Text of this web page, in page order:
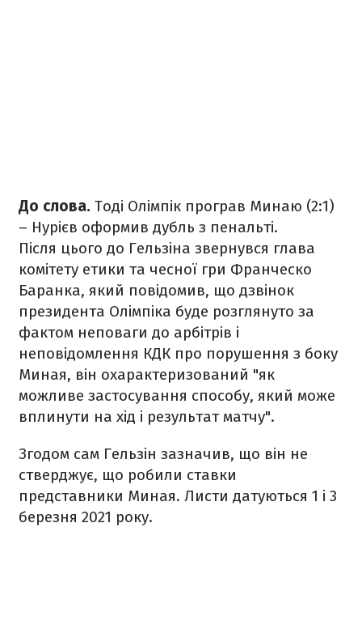
До слова. Тоді Олімпік програв Минаю (2:1)
– Нурієв оформив дубль з пенальті.
Після цього до Гельзіна звернувся глава
комітету етики та чесної гри Франческо
Баранка, який повідомив, що дзвінок
президента Олімпіка буде розглянуто за
фактом неповаги до арбітрів і
неповідомлення КДК про порушення з боку
Миная, він охарактеризований "як
можливе застосування способу, який може
вплинути на хід і результат матчу".
Згодом сам Гельзін зазначив, що він не
стверджує, що робили ставки
представники Миная. Листи датуються 1 і 3
березня 2021 року.